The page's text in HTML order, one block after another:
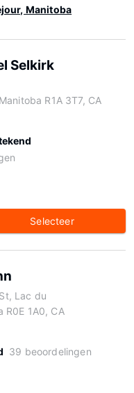
Manitoba
Selkirk
R1A 3T7, CA
Selecteer
Lac du
R0E 1A0, CA
39 beoordelingen